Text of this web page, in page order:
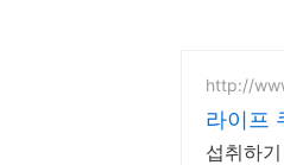
http://
라이프
섭취하